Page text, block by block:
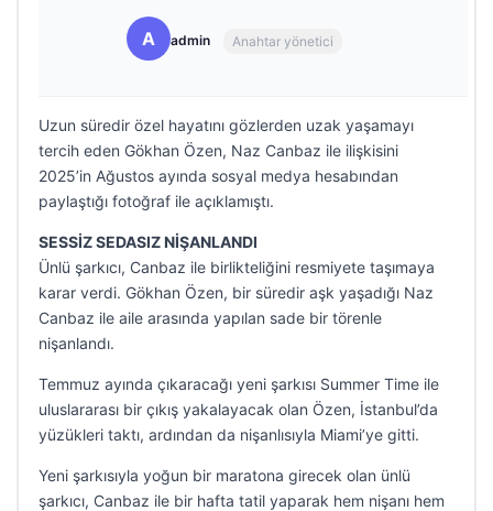
A admin Anahtar yönetici
Uzun süredir özel hayatını gözlerden uzak yaşamayı
tercih eden Gökhan Özen, Naz Canbaz ile ilişkisini
2025’in Ağustos ayında sosyal medya hesabından
paylaştığı fotoğraf ile açıklamıştı.
SESSİZ SEDASIZ NİŞANLANDI
Ünlü şarkıcı, Canbaz ile birlikteliğini resmiyete taşımaya
karar verdi. Gökhan Özen, bir süredir aşk yaşadığı Naz
Canbaz ile aile arasında yapılan sade bir törenle
nişanlandı.
Temmuz ayında çıkaracağı yeni şarkısı Summer Time ile
uluslararası bir çıkış yakalayacak olan Özen, İstanbul’da
yüzükleri taktı, ardından da nişanlısıyla Miami’ye gitti.
Yeni şarkısıyla yoğun bir maratona girecek olan ünlü
şarkıcı, Canbaz ile bir hafta tatil yaparak hem nişanı hem